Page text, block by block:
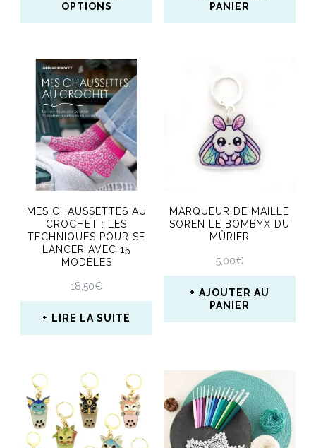
la
page
produit
OPTIONS
produit
a
plusieurs
variations.
Les
options
être
choisies
sur
la
page
du
PANIER
MES CHAUSSETTES AU
CROCHET : LES
TECHNIQUES POUR SE
LANCER AVEC 15
MODÈLES
18,50€
LIRE LA SUITE
MARQUEUR DE MAILLE
SOREN LE BOMBYX DU
MÛRIER
5,00€
AJOUTER AU
PANIER